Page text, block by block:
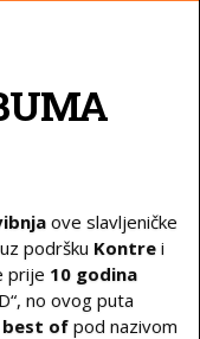
ove slavljeničke
podršku Kontre i
prije 10 godina
no ovog puta
best of pod nazivom